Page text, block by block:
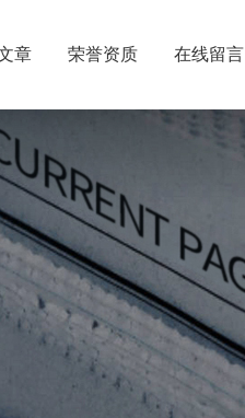
章 荣誉资质 在线留言